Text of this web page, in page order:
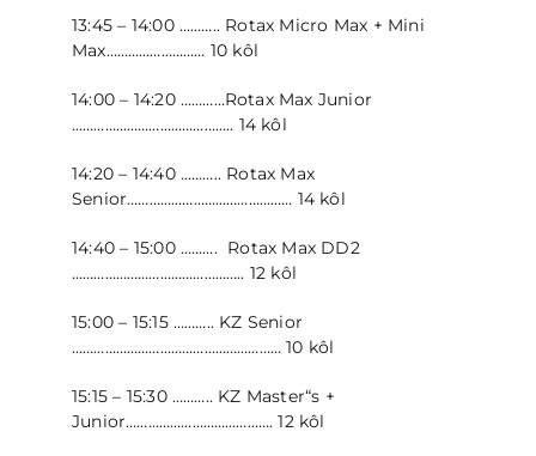
13:45 – 14:00 ……….. Rotax Micro Max + Mini
Max……………………… 10 kôl
14:00 – 14:20 …………Rotax Max Junior
…………………………………….. 14 kôl
14:20 – 14:40 ……….. Rotax Max
Senior……………………………………… 14 kôl
14:40 – 15:00 ………. Rotax Max DD2
……………………………………….. 12 kôl
15:00 – 15:15 ……….. KZ Senior
………………………………………………… 10 kôl
15:15 – 15:30 ……….. KZ Master“s +
Junior…………………………………. 12 kôl